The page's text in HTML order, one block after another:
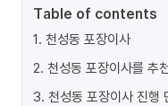
Table of contents
1. 천성동 포장이사
2. 천성동 포장이사를 추
3. 천성동 포장이사 진행